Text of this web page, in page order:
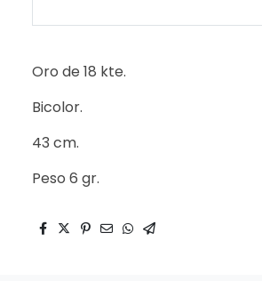
Oro de 18 kte.
Bicolor.
43 cm.
Peso 6 gr.